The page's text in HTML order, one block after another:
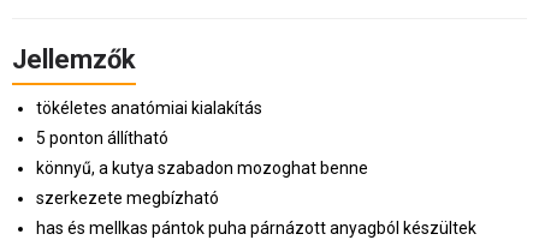
Jellemzők
tökéletes anatómiai kialakítás
5 ponton állítható
könnyű, a kutya szabadon mozoghat benne
szerkezete megbízható
has és mellkas pántok puha párnázott anyagból készültek